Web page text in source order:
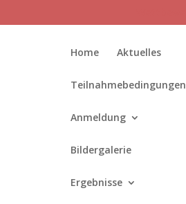
Home Aktuelles
Teilnahmebedingungen
Anmeldung
Bildergalerie
Ergebnisse
Neueste Beiträge